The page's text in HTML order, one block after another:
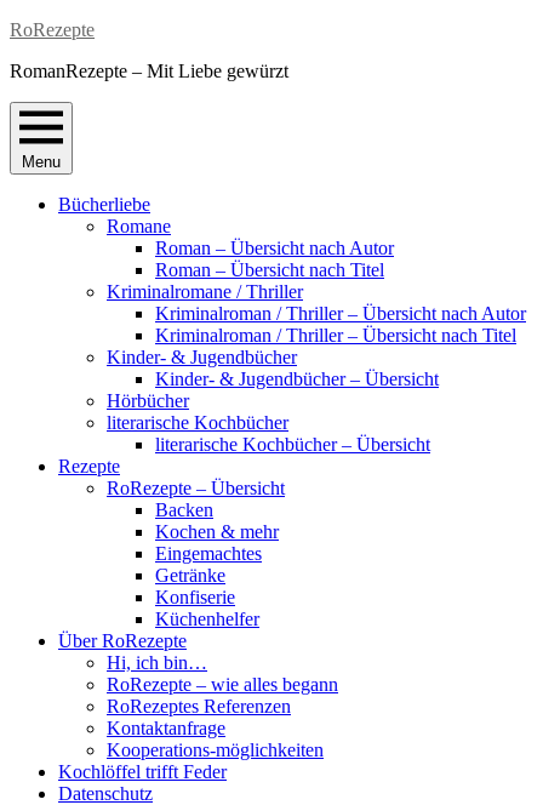
Skip
content
RoRezepte
RomanRezepte – Mit Liebe gewürzt
Menu
Bücherliebe
Romane
Roman – Übersicht nach Autor
Roman – Übersicht nach Titel
Kriminalromane / Thriller
Kriminalroman / Thriller – Übersicht nach Autor
Kriminalroman / Thriller – Übersicht nach Titel
Kinder- & Jugendbücher
Kinder- & Jugendbücher – Übersicht
Hörbücher
literarische Kochbücher
literarische Kochbücher – Übersicht
Rezepte
RoRezepte – Übersicht
Backen
Kochen & mehr
Eingemachtes
Getränke
Konfiserie
Küchenhelfer
Über RoRezepte
Hi, ich bin…
RoRezepte – wie alles begann
RoRezeptes Referenzen
Kontaktanfrage
Kooperations-möglichkeiten
Kochlöffel trifft Feder
Datenschutz